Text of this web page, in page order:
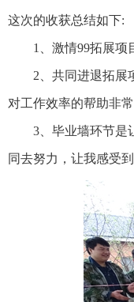
这次的收获总结如下:
1、激情99拓展项目
2、共同进退拓展项
对工作效率的帮助非
3、毕业墙环节是让
同去努力，让我感受